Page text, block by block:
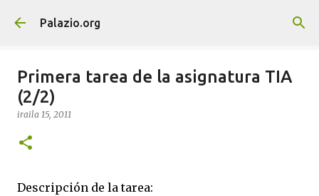
Saltatu eta joan eduki nagusira
Palazio.org
Primera tarea de la asignatura TIA
(2/2)
iraila 15, 2011
Descripción de la tarea: